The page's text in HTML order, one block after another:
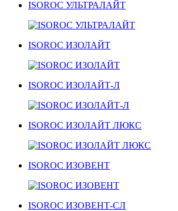
ISOROC УЛЬТРАЛАЙТ
ISOROC ИЗОЛАЙТ
ISOROC ИЗОЛАЙТ-Л
ISOROC ИЗОЛАЙТ ЛЮКС
ISOROC ИЗОВЕНТ
ISOROC ИЗОВЕНТ-СЛ